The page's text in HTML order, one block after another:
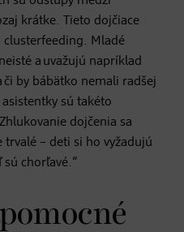
krátke. Tieto dojčiace
clusterfeeding. Mladé
a uvažujú napríklad
by bábätko nemali radšej
sú takéto
dojčenia sa
trvalé – deti si ho vyžadujú
sú chorľavé.“